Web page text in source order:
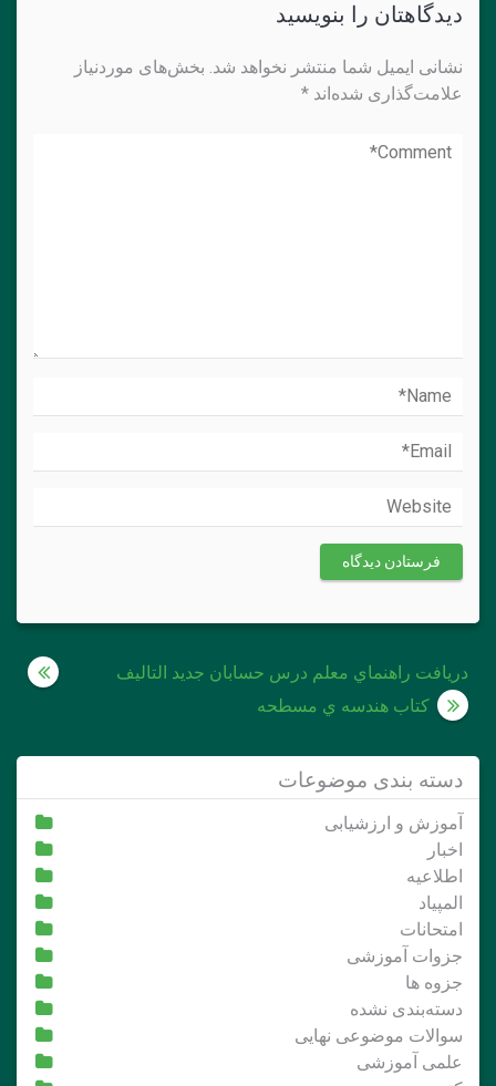
دیدگاهتان را بنویسید
نشانی ایمیل شما منتشر نخواهد شد. بخش‌های موردنیاز
علامت‌گذاری شده‌اند *
راهبری
نوشته
دريافت راهنماي معلم درس حسابان جديد التاليف
كتاب هندسه ي مسطحه
دسته بندی موضوعات
آموزش و ارزشیابی
اخبار
اطلاعیه
المپیاد
امتحانات
جزوات آموزشی
جزوه ها
دسته‌بندی نشده
سوالات موضوعی نهایی
علمی آموزشی